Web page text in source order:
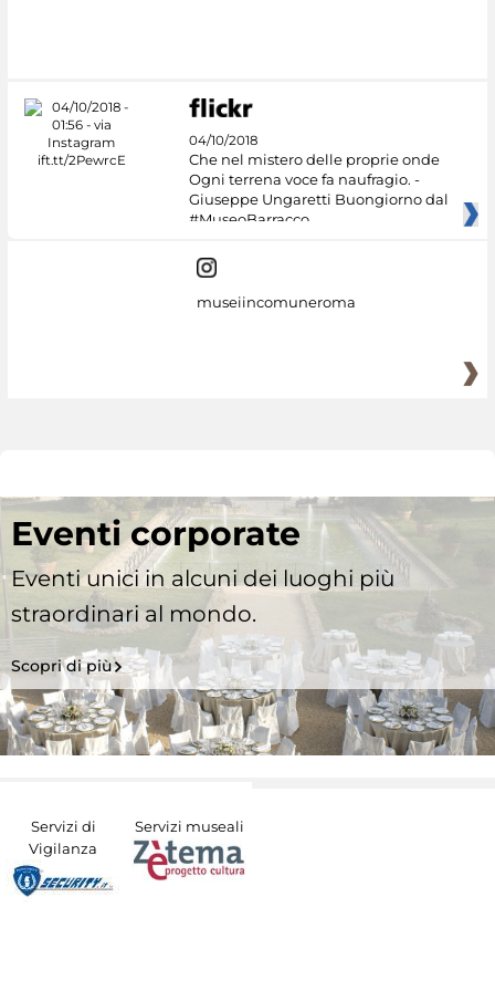
04/10/2018
Che nel mistero delle proprie onde
Ogni terrena voce fa naufragio. -
Giuseppe Ungaretti Buongiorno dal
#MuseoBarracco
museiincomuneroma
Eventi corporate
Eventi unici in alcuni dei luoghi più
straordinari al mondo.
Scopri di più
Servizi di
Vigilanza
Servizi museali